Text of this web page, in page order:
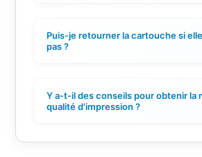
Puis-je retourner la cartouche si elle
pas ?
Y a-t-il des conseils pour obtenir la
qualité d'impression ?